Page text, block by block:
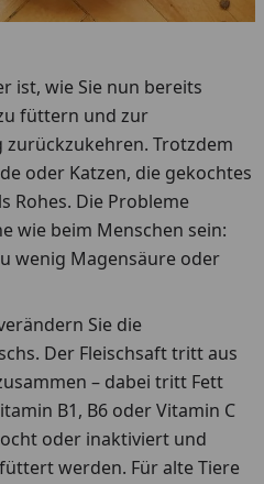
ist, wie Sie nun bereits
füttern und zur
Trotzdem
oder Katzen, die gekochtes
Rohes. Die Probleme
wie beim Menschen sein:
wenig Magensäure oder
Sie die
Der Fleischsaft tritt aus
– dabei tritt Fett
B1, B6 oder Vitamin C
oder inaktiviert und
werden. Für alte Tiere